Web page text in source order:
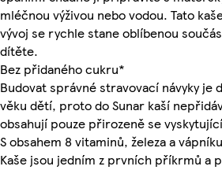
mléčnou výživou nebo vodou. Tato
vývoj se rychle stane oblíbenou
dítěte.
Bez přidaného cukru*
Budovat správné stravovací návyky je
věku dětí, proto do Sunar kaší
obsahují pouze přirozeně se
S obsahem 8 vitaminů, železa a
Kaše jsou jedním z prvních příkrmů a